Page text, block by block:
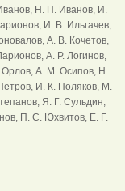
Н. П. Иванов, И.
И. В. Ильгачев,
А. В. Кочетов,
А. Р. Логинов,
А. М. Осипов, Н.
И. К. Поляков, М.
Я. Г. Сульдин,
П. С. Юхвитов, Е. Г.